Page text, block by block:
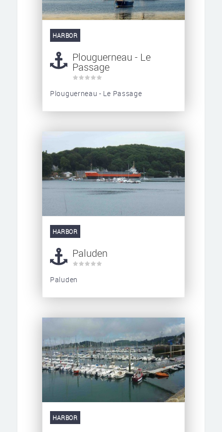
HARBOR
Plouguerneau - Le
Passage
Plouguerneau - Le Passage
HARBOR
Paluden
Paluden
HARBOR